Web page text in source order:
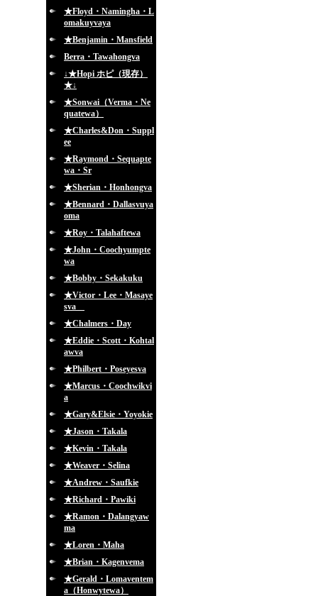
★Floyd・Namingha・L
omakuyvaya
★Benjamin・Mansfield
Berra・Tawahongva
↓★Hopi ホピ（現存）
★↓
★Sonwai（Verma・Ne
quatewa）
★Charles&Don・Suppl
ee
★Raymond・Sequapte
wa・Sr
★Sherian・Honhongva
★Bennard・Dallasvuya
oma
★Roy・Talahaftewa
★John・Coochyumpte
wa
★Bobby・Sekakuku
★Victor・Lee・Masaye
sva
★Chalmers・Day
★Eddie・Scott・Kohtal
awva
★Philbert・Poseyesva
★Marcus・Coochwikvi
a
★Gary&Elsie・Yoyokie
★Jason・Takala
★Kevin・Takala
★Weaver・Selina
★Andrew・Saufkie
★Richard・Pawiki
★Ramon・Dalangyaw
ma
★Loren・Maha
★Brian・Kagenvema
★Gerald・Lomaventem
a（Honwytewa）